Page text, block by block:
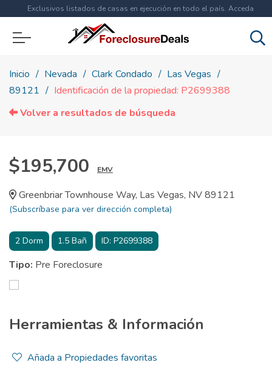
Exclusivos listados de casas en ejecución en todo el país. Acceda
ahora a
Inicio Nevada Clark Condado
Las Vegas
89121
Identificación de la propiedad: P2699388
Volver a resultados de búsqueda
$195,700 EMV
Greenbriar Townhouse Way, Las Vegas, NV 89121
(Subscríbase para ver dirección completa)
2 Dorm 1.5 Bañ ID: P2699388
Tipo: Pre Foreclosure
Herramientas & Información
Añada a Propiedades favoritas